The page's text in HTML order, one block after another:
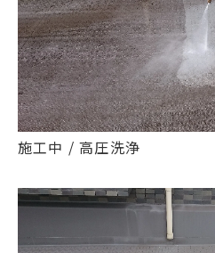
施工中 / 高圧洗浄